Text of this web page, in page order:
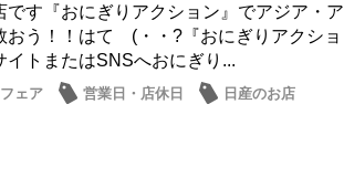
です『おにぎりアクション』でアジア・ア
おう！！はて (・・?『おにぎりアクショ
イトまたはSNSへおにぎり...
ェア 営業日・店休日
日産のお店